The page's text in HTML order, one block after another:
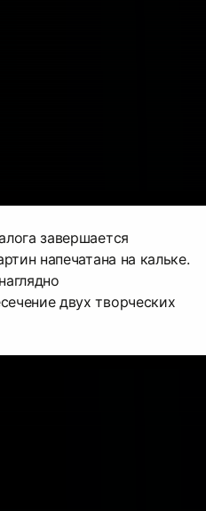
завершается
напечатана на кальке.
двух творческих